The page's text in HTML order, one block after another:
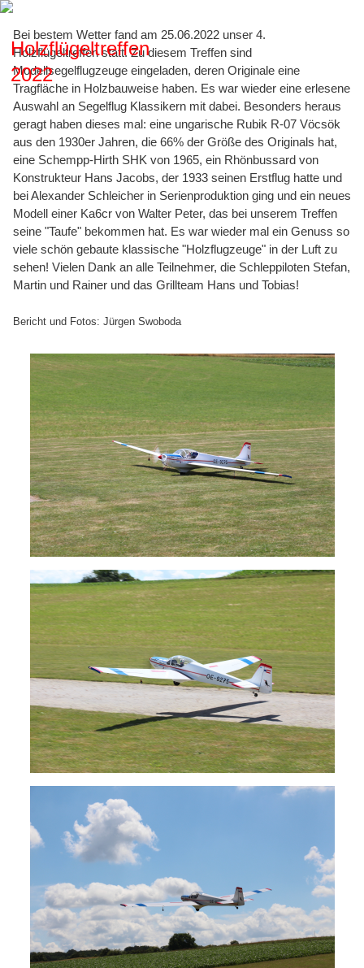
Holzflügeltreffen
2022
Bei bestem Wetter fand am 25.06.2022 unser 4.
Holzflügeltreffen statt. Zu diesem Treffen sind
Modellsegelflugzeuge eingeladen, deren Originale eine
Tragfläche in Holzbauweise haben. Es war wieder eine erlesene
Auswahl an Segelflug Klassikern mit dabei. Besonders heraus
geragt haben dieses mal: eine ungarische Rubik R-07 Vöcsök
aus den 1930er Jahren, die 66% der Größe des Originals hat,
eine Schempp-Hirth SHK von 1965, ein Rhönbussard von
Konstrukteur Hans Jacobs, der 1933 seinen Erstflug hatte und
bei Alexander Schleicher in Serienproduktion ging und ein neues
Modell einer Ka6cr von Walter Peter, das bei unserem Treffen
seine "Taufe" bekommen hat. Es war wieder mal ein Genuss so
viele schön gebaute klassische "Holzflugzeuge" in der Luft zu
sehen! Vielen Dank an alle Teilnehmer, die Schleppiloten Stefan,
Martin und Rainer und das Grillteam Hans und Tobias!
Bericht und Fotos: Jürgen Swoboda